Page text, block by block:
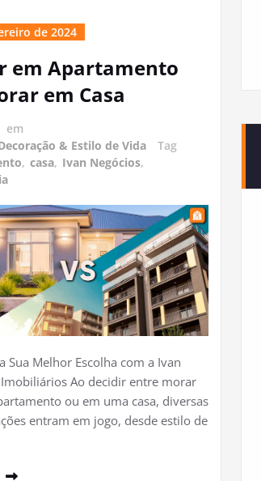
de 2024
em Apartamento
em Casa
em
& Estilo de Vida
Tag
, casa, Ivan Negócios,
Sua Melhor Escolha com a Ivan
Ao decidir entre morar
ou em uma casa, diversas
entram em jogo, desde estilo de